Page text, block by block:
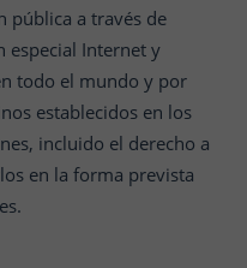
pública a través de
especial Internet y
todo el mundo y por
establecidos en los
incluido el derecho a
en la forma prevista